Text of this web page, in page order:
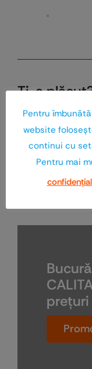
Ţi-a
Urmăreşte-ne şi
preţuri
Pentru
website
continui cu
Pentru mai